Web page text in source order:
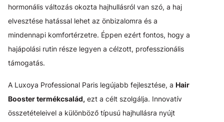
hormonális változás okozta hajhullásról van szó, a haj
elvesztése hatással lehet az önbizalomra és a
mindennapi komfortérzetre. Éppen ezért fontos, hogy a
hajápolási rutin része legyen a célzott, professzionális
támogatás.
A Luxoya Professional Paris legújabb fejlesztése, a Hair
Booster termékcsalád, ezt a célt szolgálja. Innovatív
összetételeivel a különböző típusú hajhullásra nyújt